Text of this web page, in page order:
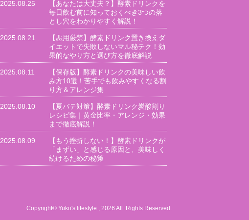
2025.08.25
【あなたは大丈夫？】酵素ドリンクを
毎日飲む前に知っておくべき3つの落
とし穴をわかりやすく解説！
2025.08.21
【悪用厳禁】酵素ドリンク置き換えダ
イエットで失敗しないマル秘テク！効
果的なやり方と選び方を徹底解説
2025.08.11
【保存版】酵素ドリンクの美味しい飲
み方10選！苦手でも飲みやすくなる割
り方＆アレンジ集
2025.08.10
【夏バテ対策】酵素ドリンク炭酸割り
レシピ集｜黄金比率・アレンジ・効果
まで徹底解説！
2025.08.09
【もう挫折しない！】酵素ドリンクが
「まずい」と感じる原因と、美味しく
続けるための秘策
Copyright© Yuko's lifestyle , 2026 All Rights Reserved.